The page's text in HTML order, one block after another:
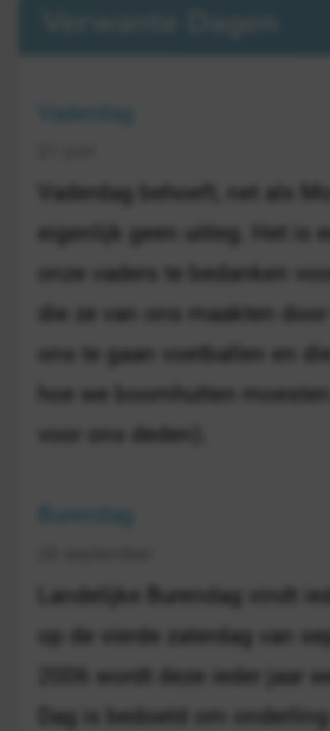
Vaderdag
Vaderdag behoeft, net als
eigenlijk geen uitleg. Het is
onze vaders te bedanken
die ze van ons maakten
ons te gaan voetballen en
hoe we boomhutten
voor ons deden).
Burendag
Landelijke Burendag vindt
op de vierde zaterdag van
2006 wordt deze ieder jaar
Dag is bedoeld om